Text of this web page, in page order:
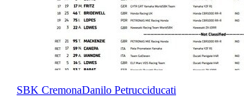
SBK CremonaDanilo Petrucciducati